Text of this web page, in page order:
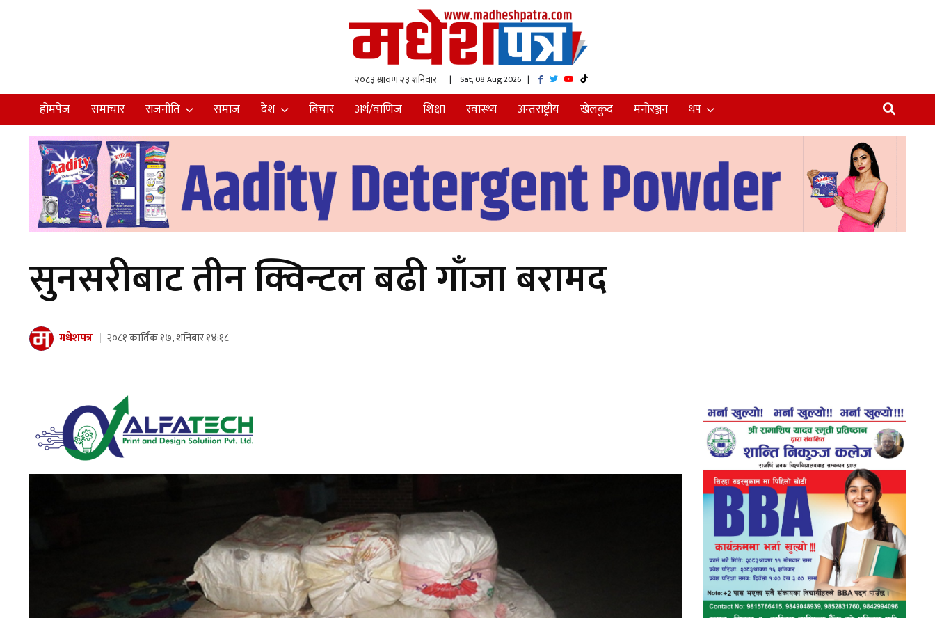
| Sat, 08 Aug 2026 |
होमपेज समाचार राजनीति समाज देश विचार अर्थ/वाणिज शिक्षा स्वास्थ्य अन्तराष्ट्रीय खेलकुद मनोरञ्जन थप
सुनसरीबाट तीन क्विन्टल बढी गाँजा बरामद
मधेशपत्र २०८१ कार्तिक १७, शनिबार १४:१८